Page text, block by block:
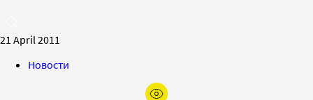
21 April 2011
Новости